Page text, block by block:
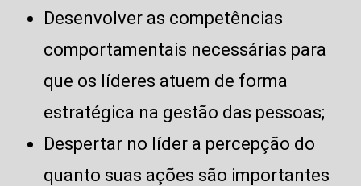
Desenvolver as competências
comportamentais necessárias para
que os líderes atuem de forma
estratégica na gestão das pessoas;
Despertar no líder a percepção do
quanto suas ações são importantes